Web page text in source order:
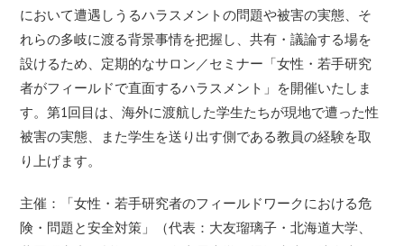
において遭遇しうるハラスメントの問題や被害の実態、そ
れらの多岐に渡る背景事情を把握し、共有・議論する場を
設けるため、定期的なサロン／セミナー「女性・若手研究
者がフィールドで直面するハラスメント」を開催いたしま
す。第1回目は、海外に渡航した学生たちが現地で遭った性
被害の実態、また学生を送り出す側である教員の経験を取
り上げます。
主催：「女性・若手研究者のフィールドワークにおける危
険・問題と安全対策」（代表：大友瑠璃子・北海道大学、